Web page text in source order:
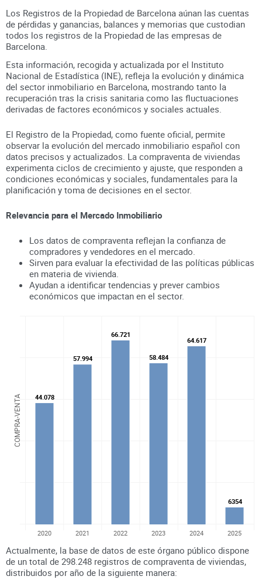
Los Registros de la Propiedad de Barcelona aúnan las cuentas
de pérdidas y ganancias, balances y memorias que custodian
todos los registros de la Propiedad de las empresas de
Barcelona
Esta información, recogida y actualizada por el Instituto
Nacional de Estadística (INE), refleja la evolución y dinámica
del sector inmobiliario en Barcelona, mostrando tanto la
recuperación tras la crisis sanitaria como las fluctuaciones
derivadas de factores económicos y sociales actuales.
El Registro de la Propiedad, como fuente oficial, permite
observar la evolución del mercado inmobiliario español con
datos precisos y actualizados. La compraventa de viviendas
experimenta ciclos de crecimiento y ajuste, que responden a
condiciones económicas y sociales, fundamentales para la
planificación y toma de decisiones en el sector.
Relevancia para el Mercado Inmobiliario
Los datos de compraventa reflejan la confianza de
compradores y vendedores en el mercado.
Sirven para evaluar la efectividad de las políticas públicas
en materia de vivienda.
Ayudan a identificar tendencias y prever cambios
económicos que impactan en el sector.
COMPRA-VENTA 44.078
44.078
57.994
57.994
66.721
66.721
58.484
58.484
64.617
64.617
6354
6354
2020 2021 2022 2023 2024 2025
Actualmente, la base de datos de este órgano público dispone
de un total de 298.248 registros de compraventa de viviendas,
distribuidos por año de la siguiente manera: